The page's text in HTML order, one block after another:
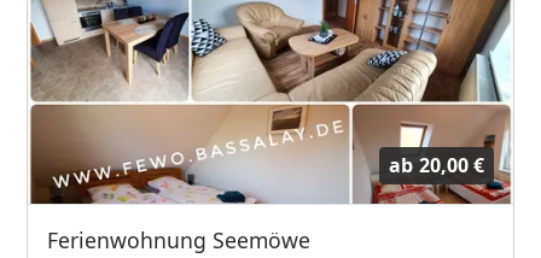
ab 20,00 €
Ferienwohnung Seemöwe